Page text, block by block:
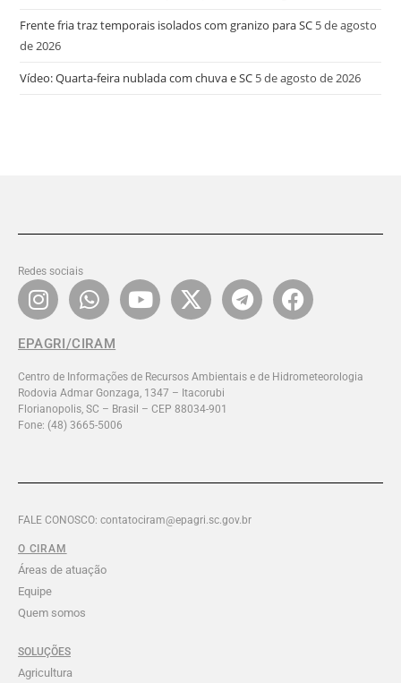
Frente fria traz temporais isolados com granizo para SC 5 de agosto
de 2026
Vídeo: Quarta-feira nublada com chuva e SC 5 de agosto de 2026
Redes sociais
EPAGRI/CIRAM
Centro de Informações de Recursos Ambientais e de Hidrometeorologia
Rodovia Admar Gonzaga, 1347 – Itacorubi
Florianopolis, SC – Brasil – CEP 88034-901
Fone: (48) 3665-5006
FALE CONOSCO: contatociram@epagri.sc.gov.br
O CIRAM
Áreas de atuação
Equipe
Quem somos
SOLUÇÕES
Agricultura